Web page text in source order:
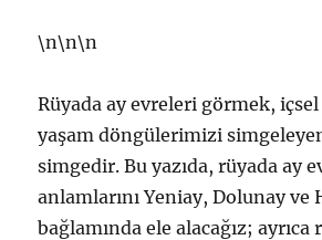
\n\n\n
Rüyada ay evreleri görmek,
yaşam döngülerimizi
simgedir. Bu yazıda, rüyada ay
anlamlarını Yeniay, Dolunay ve
bağlamında ele alacağız;